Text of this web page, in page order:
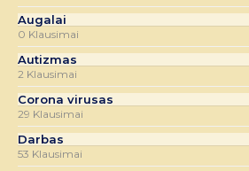
Augalai
0 Klausimai
Autizmas
2 Klausimai
Corona virusas
29 Klausimai
Darbas
53 Klausimai